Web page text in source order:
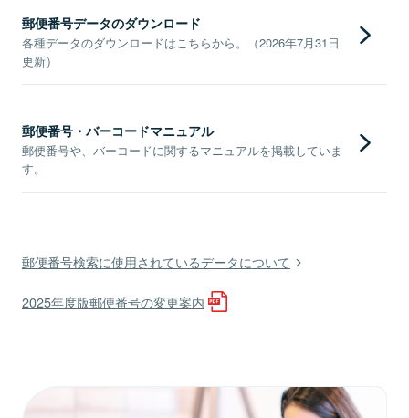
郵便番号データのダウンロード
各種データのダウンロードはこちらから。（2026年7月31日
更新）
郵便番号・バーコードマニュアル
郵便番号や、バーコードに関するマニュアルを掲載していま
す。
郵便番号検索に使用されているデータについて
2025年度版郵便番号の変更案内